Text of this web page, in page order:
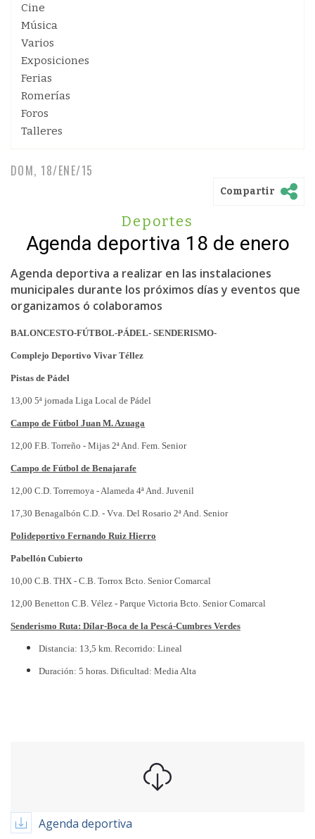
Cine
Música
Varios
Exposiciones
Ferias
Romerías
Foros
Talleres
DOM, 18/ENE/15
Compartir
Deportes
Agenda deportiva 18 de enero
Agenda deportiva a realizar en las instalaciones
municipales durante los próximos días y eventos que
organizamos ó colaboramos
BALONCESTO-FÚTBOL-PÁDEL- SENDERISMO-
Complejo Deportivo Vivar Téllez
Pistas de Pádel
13,00 5ª jornada Liga Local de Pádel
Campo de Fútbol Juan M. Azuaga
12,00 F.B. Torreño - Mijas 2ª And. Fem. Senior
Campo de Fútbol de Benajarafe
12,00 C.D. Torremoya - Alameda 4ª And. Juvenil
17,30 Benagalbón C.D. - Vva. Del Rosario 2ª And. Senior
Polideportivo Fernando Ruiz Hierro
Pabellón Cubierto
10,00 C.B. THX - C.B. Torrox Bcto. Senior Comarcal
12,00 Benetton C.B. Vélez - Parque Victoria Bcto. Senior Comarcal
Senderismo Ruta: Dílar-Boca de la Pescá-Cumbres Verdes
Distancia: 13,5 km. Recorrido: Lineal
Duración: 5 horas. Dificultad: Media Alta
Agenda deportiva